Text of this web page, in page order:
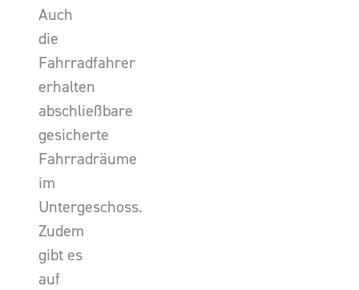
Auch
die
Fahrradfahrer
erhalten
abschließbare
gesicherte
Fahrradräume
im
Untergeschoss.
Zudem
gibt es
auf